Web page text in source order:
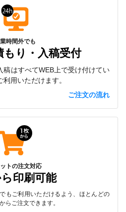
時間外でも
もり・入稿受付
稿はすべてWEB上で受け付けてい
用いただけます。
ご注文の流れ
トの注文対応
印刷可能
もご利用いただけるよう、ほとんどの
らご注文できます。